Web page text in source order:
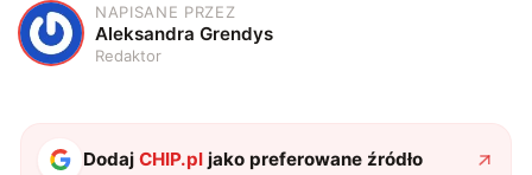
A
NAPISANE PRZEZ
Aleksandra Grendys
Redaktor
DodajCHIP.pl jako preferowane źródło